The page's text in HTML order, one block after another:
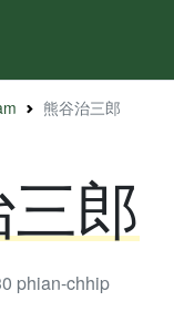
熊谷治三郎
郎
phian-chhip